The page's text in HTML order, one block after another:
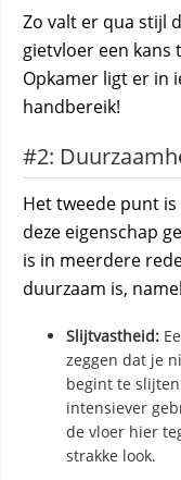
Zo valt er qua stijl
gietvloer een kans
Opkamer ligt er in
handbereik!
#2:
Het tweede punt
deze eigenschap
is in meerdere
duurzaam is,
Slijtvastheid:
zeggen dat je
begint te
intensiever
de vloer hier
strakke look.